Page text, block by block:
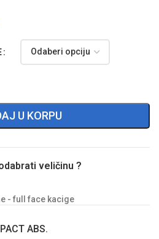
U KORPU
veličinu ?
- full face kacige
ABS.